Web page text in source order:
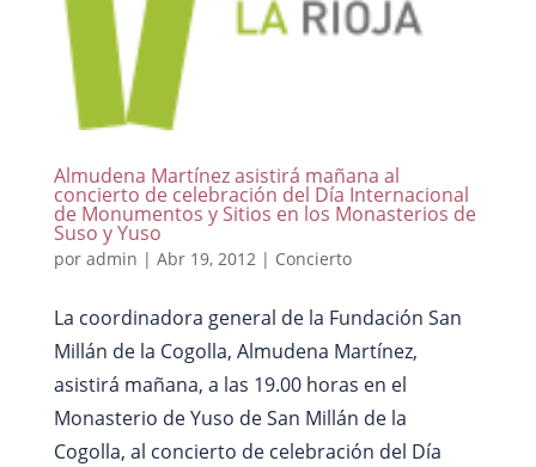
Almudena Martínez asistirá mañana al
concierto de celebración del Día Internacional
de Monumentos y Sitios en los Monasterios de
Suso y Yuso
por admin | Abr 19, 2012| Concierto
La coordinadora general de la Fundación San
Millán de la Cogolla, Almudena Martínez,
asistirá mañana, a las 19.00 horas en el
Monasterio de Yuso de San Millán de la
Cogolla, al concierto de celebración del Día